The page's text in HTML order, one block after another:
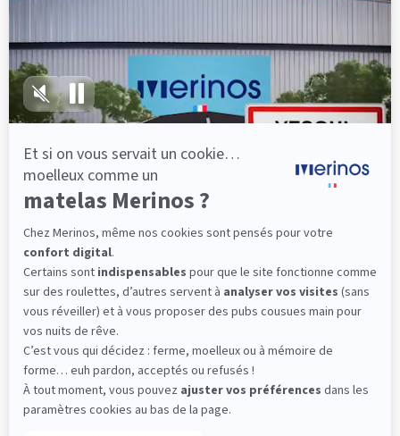
Dès 501,00 €
Découvrir
Marque Française
Service client à votre écoute
Paiement en 3x ou 4x sans frais